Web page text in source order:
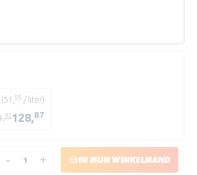
(51,55 / liter)
82128,87
SC
HOEVEELHEID
- HOEVEELHEID
+ IN MIJN WINKELMAND